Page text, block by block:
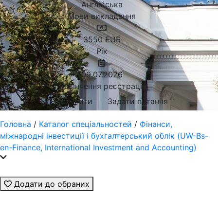
Англійська
Мови викладання
3550 EUR
Рік
09.07.2026
Закінчення реєстрації
Поступити
Задати питання
Головна / Каталог спеціальностей / Фінанси,
міжнародні інвестиції і бухгалтерський облік (UW-Bs-
en-Finance, International Investment and Accounting)
Додати до обраних